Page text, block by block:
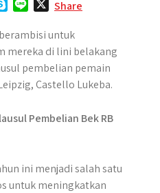
y
p
e
n
e
Share
untuk
mereka di lini belakang
pembelian pemain
Castello Lukeba.
ini menjadi salah satu
untuk meningkatkan